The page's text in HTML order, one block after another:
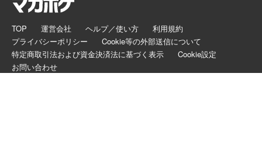
TOP 運営会社 ヘルプ／使い方
利用規約
プライバシーポリシー
Cookie等の外部送信について
特定商取引法および資金決済法に基づく表示
Cookie設定
お問い合わせ